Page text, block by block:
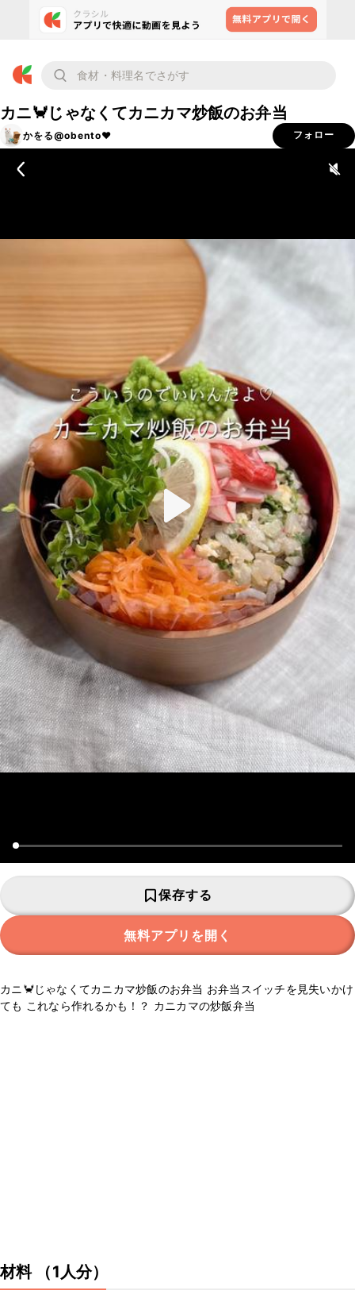
カニ🦀じゃなくてカニカマ炒飯のお弁当
かをる@obento❤︎ フォロー
保存する
無料アプリを開く
カニ🦀じゃなくてカニカマ炒飯のお弁当 お弁当スイッチを見失いかけ
ても これなら作れるかも！？ カニカマの炒飯弁当
材料 （1人分）